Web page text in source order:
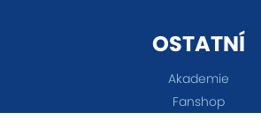
OSTATNÍ
Akademie
Fanshop